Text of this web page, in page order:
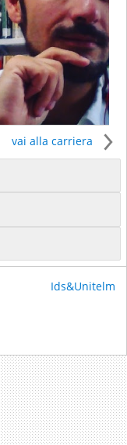
vai alla carriera
Ids&Unitelm